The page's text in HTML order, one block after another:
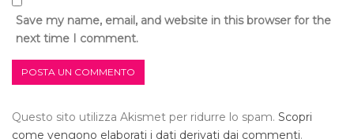
Save my name, email, and website in this browser for the
next time I comment.
Questo sito utilizza Akismet per ridurre lo spam. Scopri
come vengono elaborati i dati derivati dai commenti.